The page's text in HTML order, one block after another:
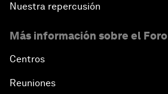
Nuestra repercusión
Más información sobre el Foro
Centros
Reuniones